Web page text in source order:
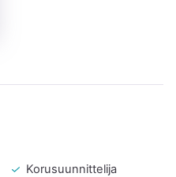
Korusuunnittelija